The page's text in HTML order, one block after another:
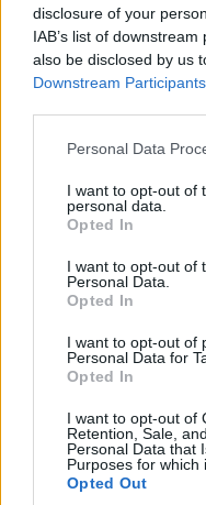
disclosure of your
IAB’s list of
also be disclosed by us
Downstream Participants
Please note that this
not limited to your visit
grant or deny consent
use your data for below
consent section.
Personal Data
I want to opt-out of
personal data.
Opted In
I want to opt-out of
Personal Data.
Opted In
I want to opt-out of
Personal Data for
Opted In
I want to opt-out of
Retention, Sale,
Personal Data that
Purposes for which
Opted Out